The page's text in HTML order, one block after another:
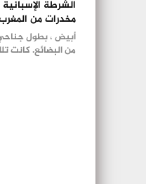
الشرطة
مخدرات من
من البضائع.